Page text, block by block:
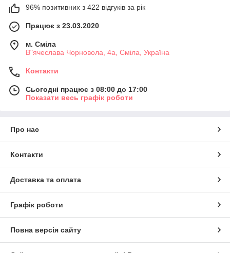
96% позитивних з 422 відгуків за рік
Працює з 23.03.2020
м. Сміла
В"ячеслава Чорновола, 4а, Сміла, Україна
Контакти
Сьогодні працює з 08:00 до 17:00
Показати весь графік роботи
Про нас
Контакти
Доставка та оплата
Графік роботи
Повна версія сайту